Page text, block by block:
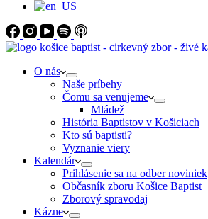
O nás
Naše príbehy
Čomu sa venujeme
Mládež
História Baptistov v Košiciach
Kto sú baptisti?
Vyznanie viery
Kalendár
Prihlásenie sa na odber noviniek
Občasník zboru Košice Baptist
Zborový spravodaj
Kázne